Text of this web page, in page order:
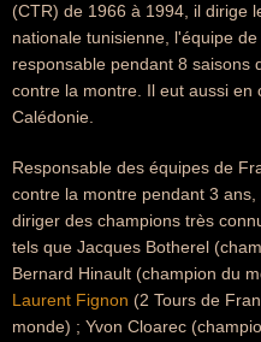
(CTR) de 1966 à 1994, il dirige
nationale tunisienne, l'équipe
responsable pendant 8 saisons
contre la montre. Il eut aussi en
Calédonie.
Responsable des équipes de
contre la montre pendant 3
diriger des champions très
tels que Jacques Botherel
Bernard Hinault (champion du
Laurent Fignon (2 Tours de
monde) ; Yvon Cloarec